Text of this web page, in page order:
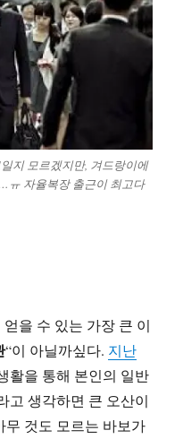
지 모르겠지만, 겨드랑이에
ㅠ 자율복장 출근이 최고다
을 수 있는 가장 큰 이
“이 아닐까싶다. 지난
활을 통해 본인의 일반
고 생각하면 큰 오산이
무 것도 모르는 바보가